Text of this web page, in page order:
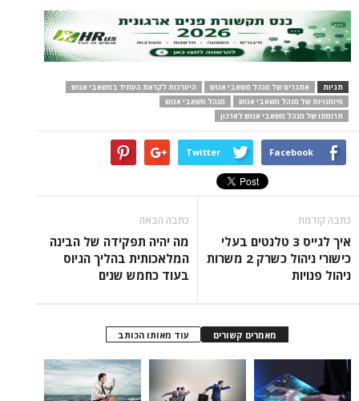
תגיות אתגרים של מנהל משאבי אנוש
היערכות לקראת העתיד במשאבי אנוש
מיומנויות של מנהל משאבי אנוש
מנהל משאבי אנוש
תרומתו של מנהל משאבי אנוש לארגון
Facebook
Twitter
כתבה קודמת
איך לגייס 3 טלנטים בעלי
כישורי ניהול כשרק 2 משרות
ניהול פנויות
כתבה הבאה
מה יהיה תפקידה של הבינה
המלאכותית בהליך הגיוס
בעוד כחמש שנים
מאמרים קשורים עוד מאותו הכותב